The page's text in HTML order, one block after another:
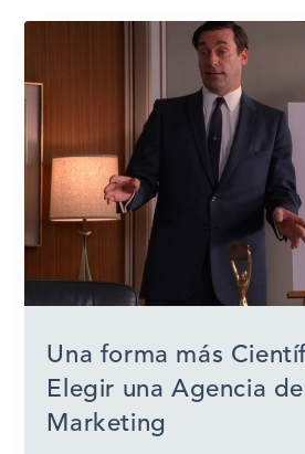
Una forma más
Elegir una Agencia
Marketing